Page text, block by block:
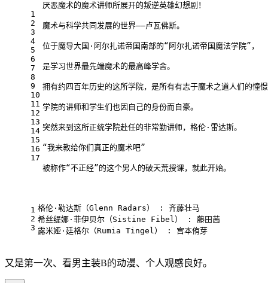
1
2
3
4
5
6
7
8
9
10
11
12
13
14
15
16
17
厌恶魔术的魔术讲师所展开的叛逆英雄幻想剧！
魔术与科学共同发展的世界——卢瓦佛斯。
位于魔导大国·阿尔扎诺帝国南部的“阿尔扎诺帝国魔法学院”，
是学习世界最先端魔术的最高峰学舍。
拥有约四百年历史的这所学院，是所有有志于魔术之道人们的憧
学院的讲师和学生们也因自己的身份而自豪。
突然来到这所正统学院赴任的非常勤讲师，格伦·雷达斯。
“我来教给你们真正的魔术吧”
被称作“不正经”的这个男人的破天荒授课，就此开始。
1
2
3
格伦·勒达斯（Glenn Radars） : 齐藤壮马
希丝缇娜·菲伊贝尔（Sistine Fibel） : 藤田茜
露米娅·廷格尔（Rumia Tingel） : 宫本侑芽
又是第一次、看男主装B的动漫、个人观感良好。